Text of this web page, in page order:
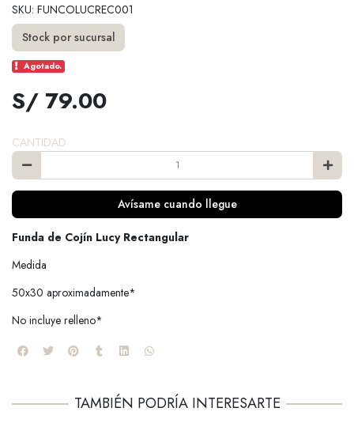
SKU: FUNCOLUCREC001
Stock por sucursal
Agotado.
S/ 79.00
CANTIDAD
Avísame cuando llegue
Funda de Cojín Lucy Rectangular
Medida
50x30 aproximadamente*
No incluye relleno*
TAMBIÉN PODRÍA INTERESARTE